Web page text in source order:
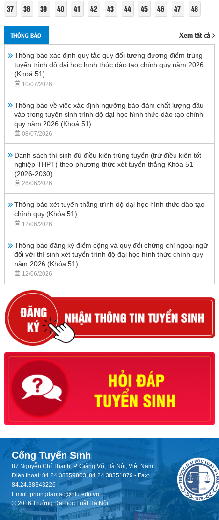
37
38 39 40 41 42 43 44 45 46 47 48
THÔNG BÁO Xem tất cả
Thông báo xác định quy tắc quy đổi tương đương điểm trúng
tuyển trình độ đại học hình thức đào tạo chính quy năm 2026
(Khoá 51)
10/07/2026
Thông báo về việc xác định ngưỡng bảo đảm chất lượng đầu
vào trong tuyển sinh trình độ đại học hình thức đào tạo chính
quy năm 2026 (Khoá 51)
08/07/2026
Danh sách thí sinh đủ điều kiện trúng tuyển (trừ điều kiện tốt
nghiệp THPT) theo phương thức xét tuyển thẳng Khóa 51
(2026-2030)
26/06/2026
Thông báo xét tuyển thẳng trình độ đại học hình thức đào tạo
chính quy (Khóa 51)
12/06/2026
Thông báo đăng ký điểm cộng và quy đổi chứng chỉ ngoại ngữ
đối với thí sinh xét tuyển trình độ đại học hình thức chính quy
năm 2026 (Khóa 51)
12/06/2026
Cổng Tuyển Sinh
87 Nguyễn Chí Thanh, P. Giảng Võ, Hà Nội, Việt Nam
Điện thoại: 84.24.38359803, 84.24.38351879 - Fax:
84.24.38343226
Email: phongdaotao@hlu.edu.vn
© 2016 Trường Đại học Luật Hà Nội